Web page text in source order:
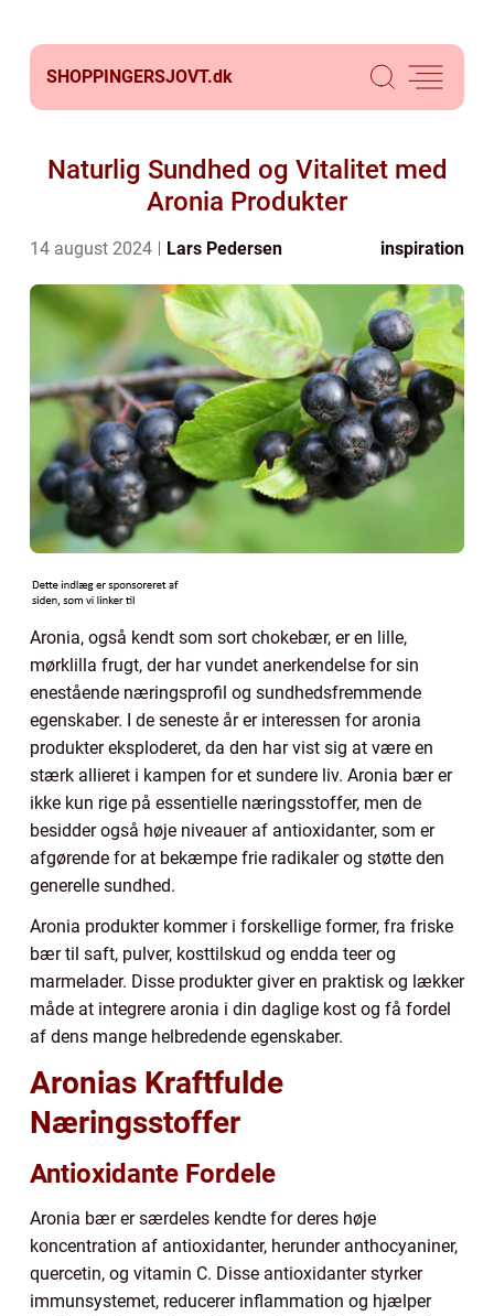
SHOPPINGERSJOVT.dk
Naturlig Sundhed og Vitalitet med
Aronia Produkter
14 august 2024 Lars Pedersen inspiration
Aronia, også kendt som sort chokebær, er en lille,
mørklilla frugt, der har vundet anerkendelse for sin
enestående næringsprofil og sundhedsfremmende
egenskaber. I de seneste år er interessen for aronia
produkter eksploderet, da den har vist sig at være en
stærk allieret i kampen for et sundere liv. Aronia bær er
ikke kun rige på essentielle næringsstoffer, men de
besidder også høje niveauer af antioxidanter, som er
afgørende for at bekæmpe frie radikaler og støtte den
generelle sundhed.
Aronia produkter kommer i forskellige former, fra friske
bær til saft, pulver, kosttilskud og endda teer og
marmelader. Disse produkter giver en praktisk og lækker
måde at integrere aronia i din daglige kost og få fordel
af dens mange helbredende egenskaber.
Aronias Kraftfulde
Næringsstoffer
Antioxidante Fordele
Aronia bær er særdeles kendte for deres høje
koncentration af antioxidanter, herunder anthocyaniner,
quercetin, og vitamin C. Disse antioxidanter styrker
immunsystemet, reducerer inflammation og hjælper